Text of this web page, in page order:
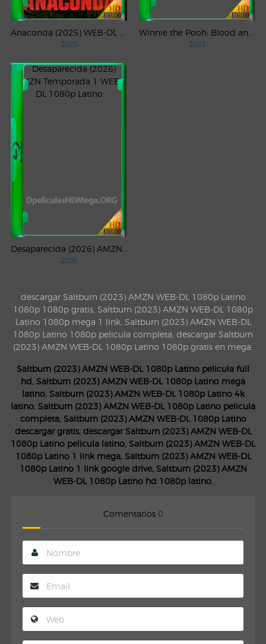
2025 2023
2026
descargar Saltburn (2023) AMZN WEB-DL 1080p Latino
1080p 1080p gratis, Saltburn (2023) AMZN WEB-DL 1080p
Latino 1080p mega 1 link, Saltburn (2023) AMZN WEB-DL
1080p Latino 1080p pelicula completa, descargar Saltburn
(2023) AMZN WEB-DL 1080p Latino 1080p gratis en mega.
Saltburn (2023) AMZN WEB-DL 1080p Latino pelicula full
hd, Saltburn (2023) AMZN WEB-DL 1080p Latino mega
latino, Saltburn (2023) AMZN WEB-DL 1080p Latino 4k
latino, Saltburn (2023) AMZN WEB-DL 1080p Latino pelicula
completa, Saltburn (2023) AMZN WEB-DL 1080p Latino
descargar gratis, descargar Saltburn (2023) AMZN WEB-DL
1080p Latino pelicula latino, Saltburn (2023) AMZN WEB-DL
1080p Latino 1 link mega, Saltburn (2023) AMZN WEB-DL
1080p Latino 1 link google drive, Saltburn (2023) AMZN
WEB-DL 1080p Latino hd 1080p latino.
Comentarios 0